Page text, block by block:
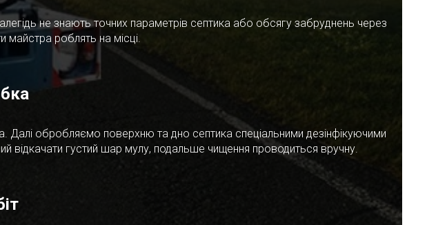
не знають точних параметрів септика або обсягу забруднень через
майстра роблять на місці.
обробляємо поверхню та дно септика спеціальними дезінфікуючими
відкачати густий шар мулу, подальше чищення проводиться вручну.